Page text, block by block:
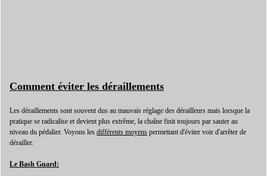
Comment éviter les déraillements
Les déraillements sont souvent dus au mauvais réglage des dérailleurs mais lorsque la
pratique se radicalise et devient plus extrême, la chaîne finit toujours par sauter au
niveau du pédalier. Voyons les différents moyens permettant d'éviter voir d'arrêter de
dérailler.
Le Bash Guard: